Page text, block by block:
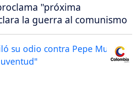
"próxima
la guerra al comunismo